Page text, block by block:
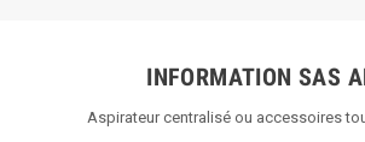
INFORMATION SAS
Aspirateur centralisé ou accessoires